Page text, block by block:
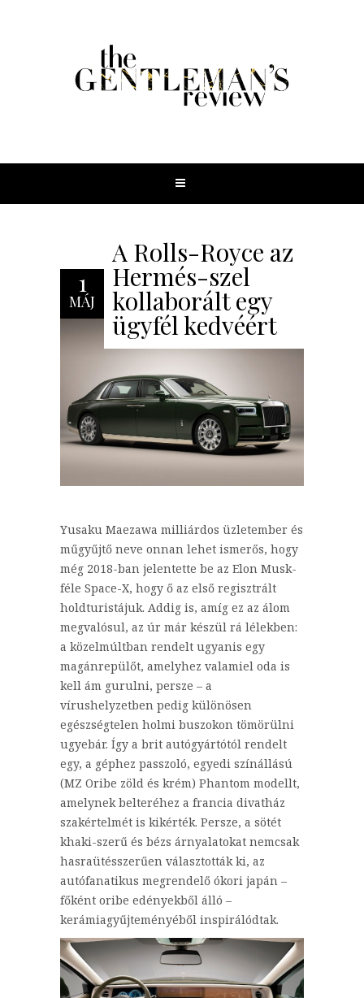
1
MÁJ
A Rolls-Royce az
Hermés-szel
kollaborált egy
ügyfél kedvéért
Yusaku Maezawa milliárdos üzletember és
műgyűjtő neve onnan lehet ismerős, hogy
még 2018-ban jelentette be az Elon Musk-
féle Space-X, hogy ő az első regisztrált
holdturistájuk. Addig is, amíg ez az álom
megvalósul, az úr már készül rá lélekben:
a közelmúltban rendelt ugyanis egy
magánrepülőt, amelyhez valamiel oda is
kell ám gurulni, persze – a
vírushelyzetben pedig különösen
egészségtelen holmi buszokon tömörülni
ugyebár. Így a brit autógyártótól rendelt
egy, a géphez passzoló, egyedi színállású
(MZ Oribe zöld és krém) Phantom modellt,
amelynek belteréhez a francia divatház
szakértelmét is kikérték. Persze, a sötét
khaki-szerű és bézs árnyalatokat nemcsak
hasraütésszerűen választották ki, az
autófanatikus megrendelő ókori japán –
főként oribe edényekből álló –
kerámiagyűjteményéből inspirálódtak.